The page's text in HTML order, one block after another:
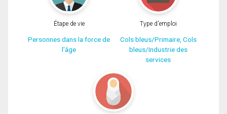
Étape de vie
Personnes dans la force de
l'âge
Type d'emploi
Cols bleus/Primaire, Cols
bleus/Industrie des
services